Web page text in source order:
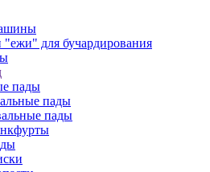
"ежи" для бучардирования
пады
пады
пады